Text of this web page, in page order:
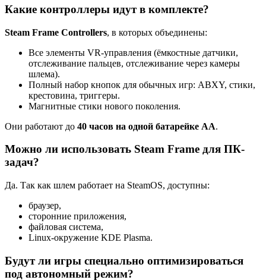
Какие контроллеры идут в комплекте?
Steam Frame Controllers, в которых объединены:
Все элементы VR-управления (ёмкостные датчики,
отслеживание пальцев, отслеживание через камеры
шлема).
Полный набор кнопок для обычных игр: ABXY, стики,
крестовина, триггеры.
Магнитные стики нового поколения.
Они работают до 40 часов на одной батарейке AA.
Можно ли использовать Steam Frame для ПК-
задач?
Да. Так как шлем работает на SteamOS, доступны:
браузер,
сторонние приложения,
файловая система,
Linux-окружение KDE Plasma.
Будут ли игры специально оптимизироваться
под автономный режим?